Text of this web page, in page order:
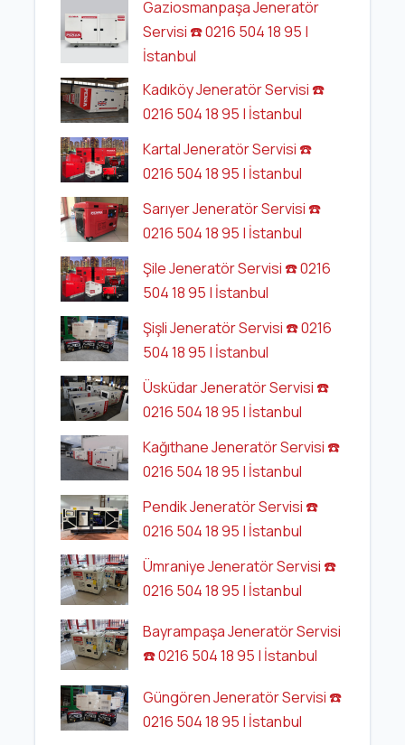
Gaziosmanpaşa Jeneratör
Servisi ☎️ 0216 504 18 95 |
İstanbul
Kadıköy Jeneratör Servisi ☎️
0216 504 18 95 | İstanbul
Kartal Jeneratör Servisi ☎️
0216 504 18 95 | İstanbul
Sarıyer Jeneratör Servisi ☎️
0216 504 18 95 | İstanbul
Şile Jeneratör Servisi ☎️ 0216
504 18 95 | İstanbul
Şişli Jeneratör Servisi ☎️ 0216
504 18 95 | İstanbul
Üsküdar Jeneratör Servisi ☎️
0216 504 18 95 | İstanbul
Kağıthane Jeneratör Servisi ☎️
0216 504 18 95 | İstanbul
Pendik Jeneratör Servisi ☎️
0216 504 18 95 | İstanbul
Ümraniye Jeneratör Servisi ☎️
0216 504 18 95 | İstanbul
Bayrampaşa Jeneratör Servisi
☎️ 0216 504 18 95 | İstanbul
Güngören Jeneratör Servisi ☎️
0216 504 18 95 | İstanbul